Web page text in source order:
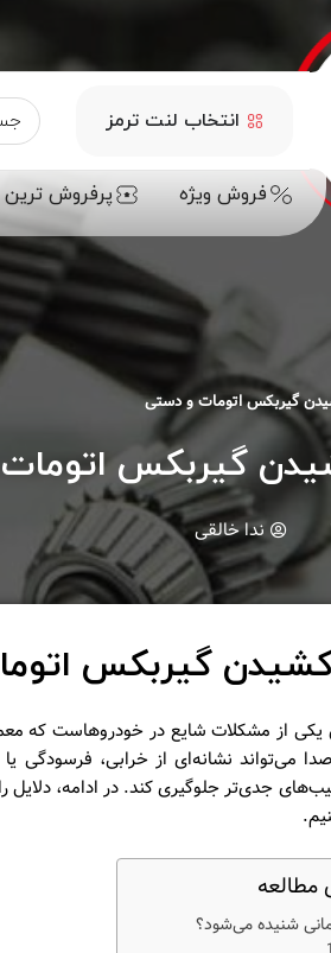
انتخاب لنت ترمز
فروش ویژه پرفروش ترین
گیربکس اتومات و دستی
گیربکس
ندا خالقی
گیربکس
از مشکلات شایع در خودروهاست که
می‌تواند نشانه‌ای از خرابی،
جدی‌تر جلوگیری کند. در ادامه، دلایل
مطالعه
شنیده می‌شود؟